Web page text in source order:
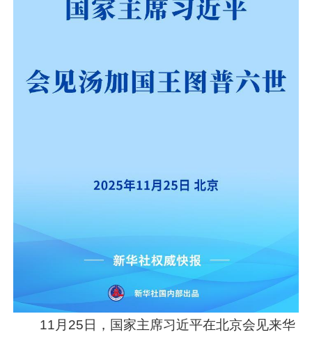
11月25日，国家主席习近平在北京会见来华